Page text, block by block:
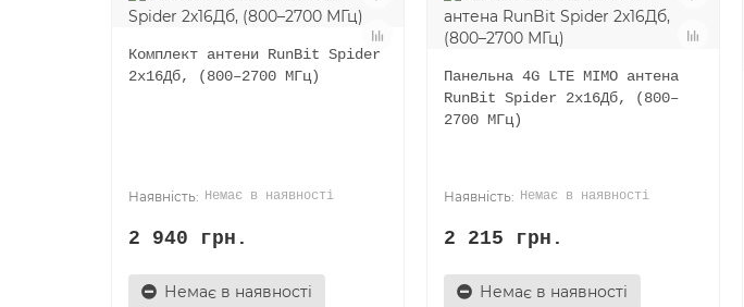
Комплект антени RunBit Spider
2х16Дб, (800–2700 МГц)
Немає в наявності
2 940 грн.
Немає в наявності
Панельна 4G LTE MIMO антена
RunBit Spider 2х16Дб, (800–
2700 МГц)
Немає в наявності
2 215 грн.
Немає в наявності